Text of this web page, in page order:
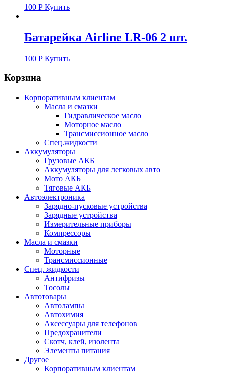
100 Р Купить
Батарейка Airline LR-06 2 шт.
100 Р Купить
Корзина
Корпоративным клиентам
Масла и смазки
Гидравлическое масло
Моторное масло
Трансмиссионное масло
Спец.жидкости
Аккумуляторы
Грузовые АКБ
Аккумуляторы для легковых авто
Мото АКБ
Тяговые АКБ
Автоэлектроника
Зарядно-пусковые устройства
Зарядные устройства
Измерительные приборы
Компрессоры
Масла и смазки
Моторные
Трансмиссионные
Спец. жидкости
Антифризы
Тосолы
Автотовары
Автолампы
Автохимия
Аксессуары для телефонов
Предохранители
Скотч, клей, изолента
Элементы питания
Другое
Корпоративным клиентам